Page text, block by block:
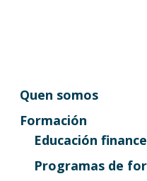
Quen somos
Formación
Educación
Programas de